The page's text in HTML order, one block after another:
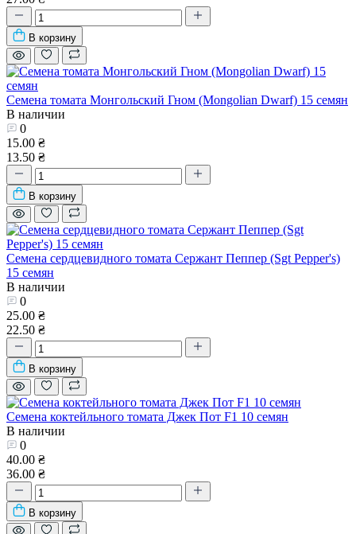
В корзину
Семена томата Монгольский Гном (Mongolian Dwarf) 15 семян
В наличии
0
15.00 ₴
13.50 ₴
В корзину
Семена сердцевидного томата Сержант Пеппер (Sgt Pepper's)
15 семян
В наличии
0
25.00 ₴
22.50 ₴
В корзину
Семена коктейльного томата Джек Пот F1 10 семян
В наличии
0
40.00 ₴
36.00 ₴
В корзину